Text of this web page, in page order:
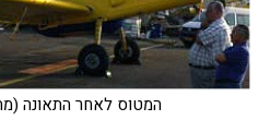
המטוס לאחר התאונה